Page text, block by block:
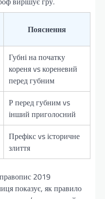
Пояснення
Губні на початку
кореня vs кореневий
перед губним
Р перед губним vs
інший приголосний
Префікс vs історичне
злиття
2019
показує, як правило